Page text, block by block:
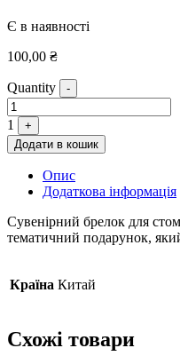
Є в наявності
100,00 ₴
Quantity -
1
+
Додати в кошик
Опис
Додаткова інформація
Сувенірний брелок для
тематичний подарунок,
Країна Китай
Схожі товари